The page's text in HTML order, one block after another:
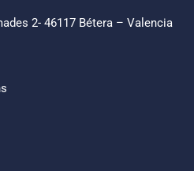
2- 46117 Bétera – Valencia